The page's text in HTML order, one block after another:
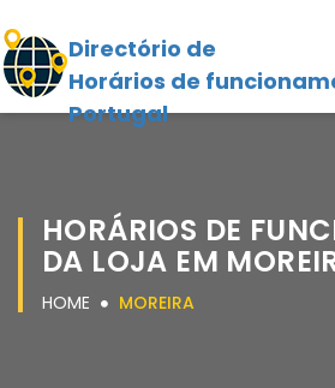
Directório de
Horários de
Portugal
HORÁRIOS DE
DA LOJA EM
HOME MOREIRA